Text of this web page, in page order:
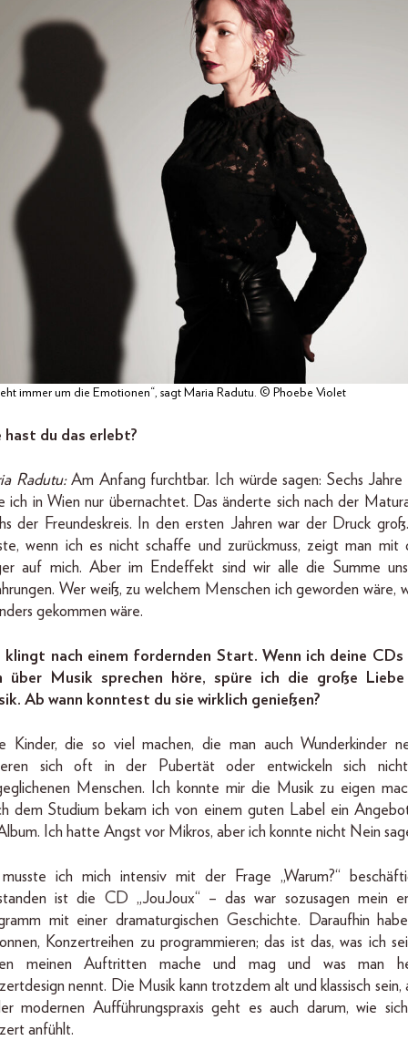
immer um die Emotionen“, sagt Maria Radutu. © Phoebe Violet
hast du das erlebt?
Radutu:Am Anfang furchtbar. Ich würde sagen: Sechs Jahre
ich in Wien nur übernachtet. Das änderte sich nach der
der Freundeskreis. In den ersten Jahren war der Druck
wenn ich es nicht schaffe und zurückmuss, zeigt man mit
auf mich. Aber im Endeffekt sind wir alle die Summe
Wer weiß, zu welchem Menschen ich geworden wäre,
gekommen wäre.
klingt nach einem fordernden Start. Wenn ich deine CDs
über Musik sprechen höre, spüre ich die große
Ab wann konntest du sie wirklich genießen?
Kinder, die so viel machen, die man auch Wunderkinder
sich oft in der Pubertät oder entwickeln sich
Menschen. Ich konnte mir die Musik zu eigen
dem Studium bekam ich von einem guten Label ein
Ich hatte Angst vor Mikros, aber ich konnte nicht Nein
ich mich intensiv mit der Frage „Warum?“
ist die CD „JouJoux“ – das war sozusagen mein
mit einer dramaturgischen Geschichte. Daraufhin
Konzertreihen zu programmieren; das ist das, was ich
meinen Auftritten mache und mag und was man
nennt. Die Musik kann trotzdem alt und klassisch sein,
modernen Aufführungspraxis geht es auch darum, wie
anfühlt.